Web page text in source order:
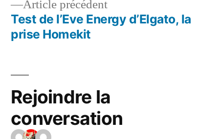
l’article
Article précédentArticle
précédent :
Test de l’Eve Energy d’Elgato, la
prise Homekit
Rejoindre la
conversation